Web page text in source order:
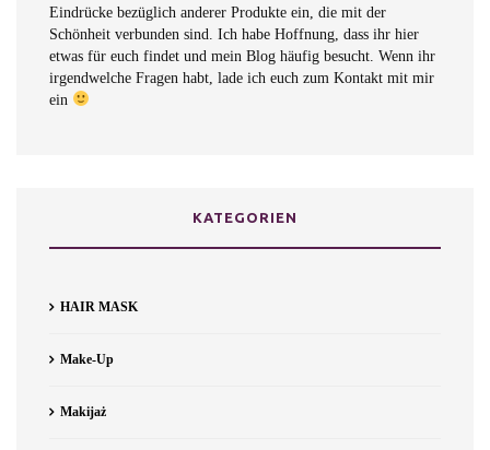
Eindrücke bezüglich anderer Produkte ein, die mit der
Schönheit verbunden sind. Ich habe Hoffnung, dass ihr hier
etwas für euch findet und mein Blog häufig besucht. Wenn ihr
irgendwelche Fragen habt, lade ich euch zum Kontakt mit mir
ein
KATEGORIEN
HAIR MASK
Make-Up
Makijaż